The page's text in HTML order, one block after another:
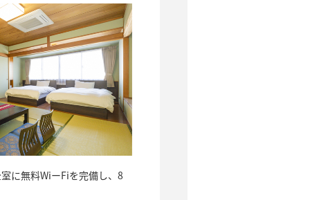
に無料WiーFiを完備し、8